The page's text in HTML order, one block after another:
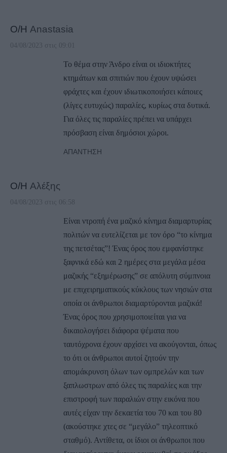
Ο/Η Anastasia
04/08/2023 στις 09:01
Το θέμα στην Άνδρο είναι οι ιδιοκτήτες
κτημάτων και σπιτιών που έχουν υψώσει
φράχτες και έχουν ιδιωτικοποιήσει κάποιες
(λίγες ευτυχώς) παραλίες, κυρίως στα δυτικά.
Για όλες τις παραλίες πρέπει να υπάρχει
πρόσβαση είναι δημόσιοι χώροι.
ΑΠΆΝΤΗΣΗ
Ο/Η Αλέξης
04/08/2023 στις 06:58
Είναι ντροπή ένα μαζικό κίνημα διαμαρτυρίας
πολιτών να ευτελίζεται με τον όρο “το κίνημα
της πετσέτας”! Ένας όρος που εμφανίστηκε
ξαφνικά εδώ και 2 ημέρες στα μεγάλα μέσα
μαζικής “εξημέρωσης” σε απόλυτη σύμπνοια
με επιχειρηματικούς κύκλους των νησιών στα
οποία οι άνθρωποι διαμαρτύρονται μαζικά!
Ένας όρος που χρησιμοποιείται για να
δικαιολογήσει διάφορα ψέματα που
ταυτόχρονα έχουν αρχίσει να ακούγονται, όπως
το ότι οι άνθρωποι αυτοί ζητούν την
απομάκρυνση όλων των ομπρελών και των
ξαπλωστρων από όλες τις παραλίες και την
επιστροφή των παραλιών στην εικόνα που
αυτές είχαν την δεκαετία του 70 και του 80
(ακούστηκε χτες σε “μεγάλο” τηλεοπτικό
σταθμό). Αντίθετα, οι ίδιοι οι άνθρωποι που